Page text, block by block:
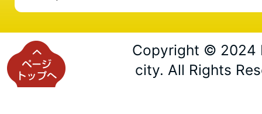
Copyright © 2024
city. All Rights